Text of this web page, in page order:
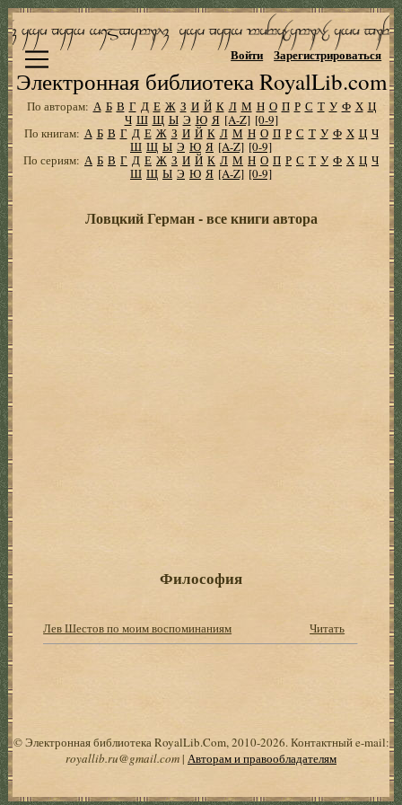
Электронная библиотека RoyalLib.com
Войти Зарегистрироваться
По авторам: А Б В Г Д Е Ж З И Й К Л М Н О П Р С Т У Ф Х Ц
Ч Ш Щ Ы Э Ю Я [A-Z] [0-9]
По книгам: А Б В Г Д Е Ж З И Й К Л М Н О П Р С Т У Ф Х Ц Ч
Ш Щ Ы Э Ю Я [A-Z] [0-9]
По сериям: А Б В Г Д Е Ж З И Й К Л М Н О П Р С Т У Ф Х Ц Ч
Ш Щ Ы Э Ю Я [A-Z] [0-9]
Ловцкий Герман - все книги автора
Философия
Лев Шестов по моим воспоминаниям Читать
© Электронная библиотека RoyalLib.Com, 2010-2026. Контактный e-mail:
royallib.ru@gmail.com| Авторам и правообладателям